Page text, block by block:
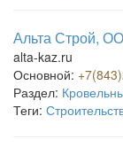
Альта Строй,
alta-kaz.ru
Основной:
Раздел:
Теги: